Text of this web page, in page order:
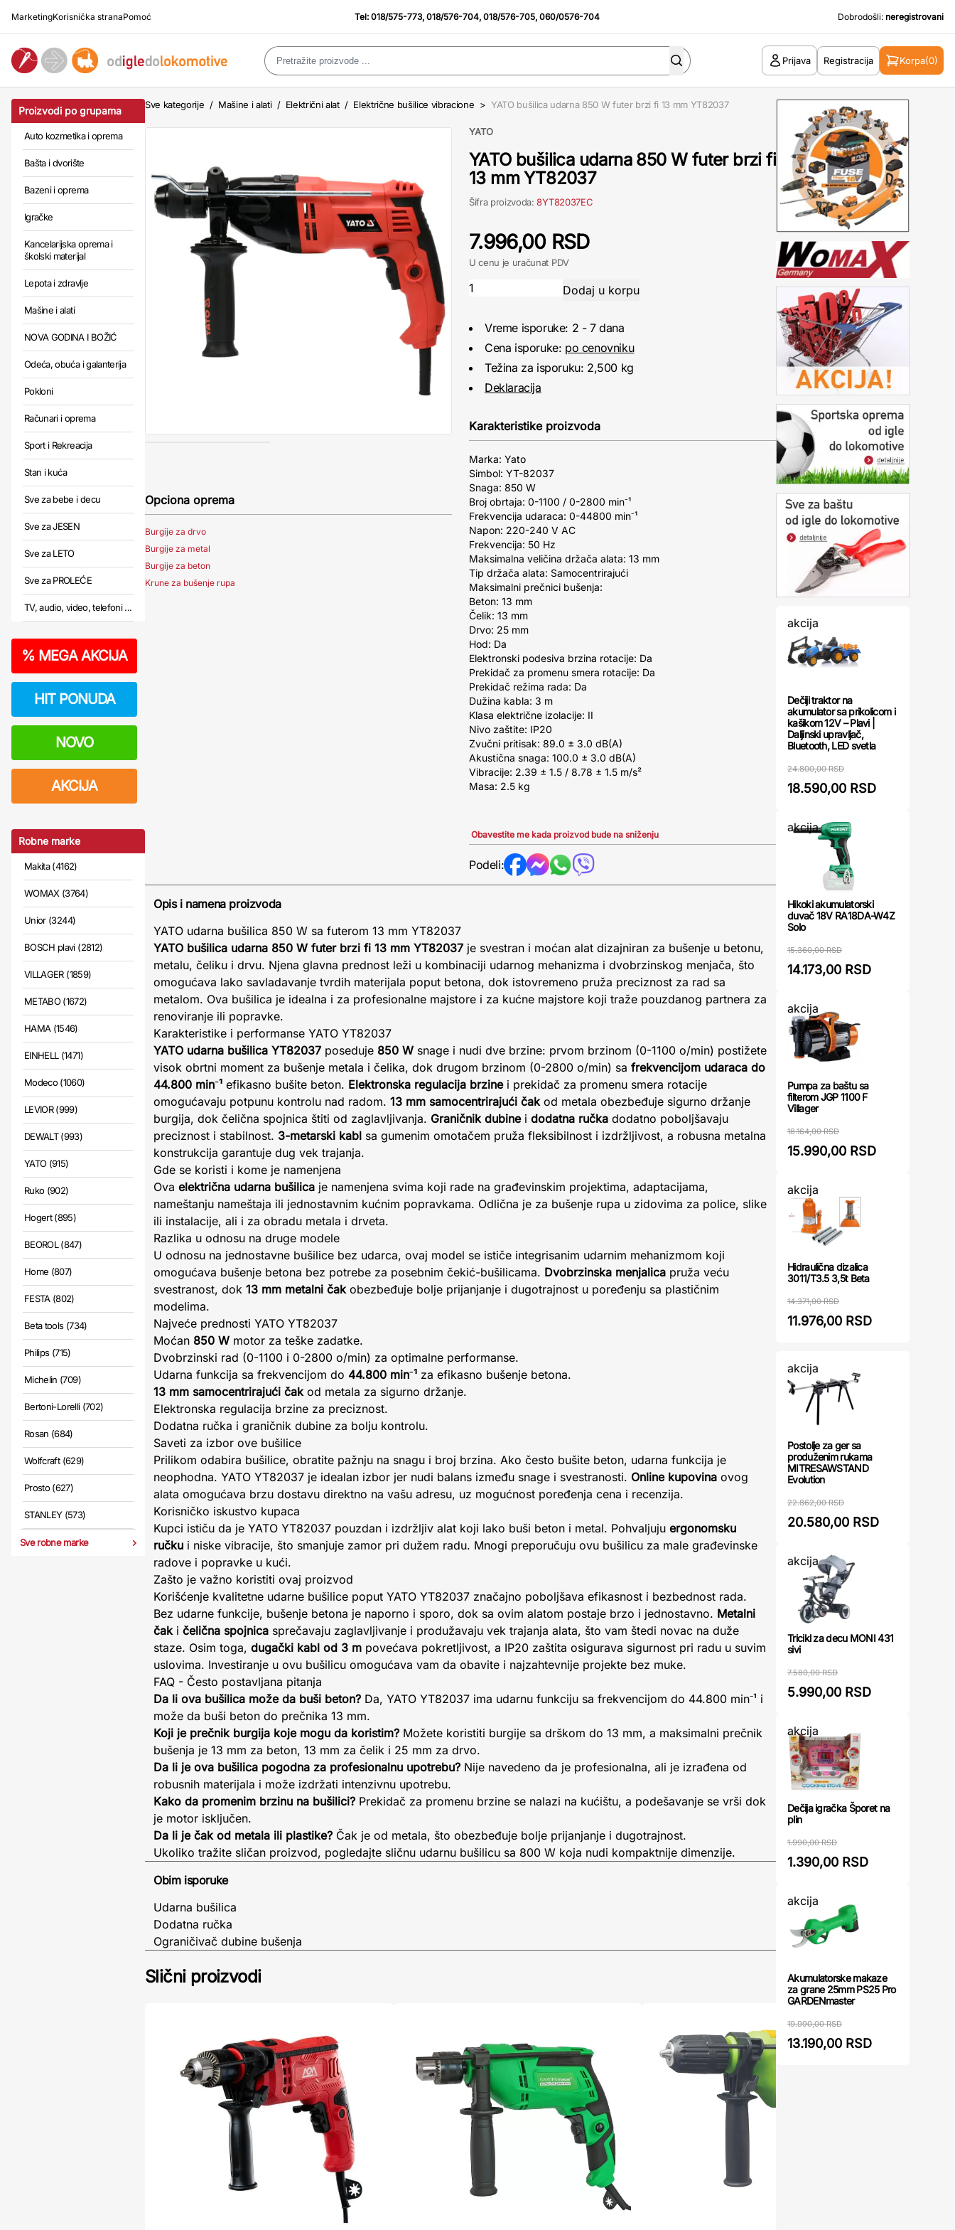
MarketingKorisnička stranaPomoć Tel:018/575-773,018/576-704,018/576-705,060/0576-704 Dobrodošli: neregistrovani
Prijava Registracija Korpa(0)
Proizvodi po grupama
Auto kozmetika i oprema
Bašta i dvorište
Bazeni i oprema
Igračke
Kancelarijska oprema i
školski materijal
Lepota i zdravlje
Mašine i alati
NOVA GODINA I BOŽIĆ
Odeća, obuća i galanterija
Pokloni
Računari i oprema
Sport i Rekreacija
Stan i kuća
Sve za bebe i decu
Sve za JESEN
Sve za LETO
Sve za PROLEĆE
TV, audio, video, telefoni ...
% MEGA AKCIJA
HIT PONUDA
NOVO
AKCIJA
Robne marke
Makita (4162)
WOMAX (3764)
Unior (3244)
BOSCH plavi (2812)
VILLAGER (1859)
METABO (1672)
HAMA (1546)
EINHELL (1471)
Modeco (1060)
LEVIOR (999)
DEWALT (993)
YATO (915)
Ruko (902)
Hogert (895)
BEOROL (847)
Home (807)
FESTA (802)
Beta tools (734)
Philips (715)
Michelin (709)
Bertoni-Lorelli (702)
Rosan (684)
Wolfcraft (629)
Prosto (627)
STANLEY (573)
Sve robne marke
Sve kategorije / Mašine i alati / Električni alat / Električne bušilice vibracione > YATO bušilica udarna 850 W futer brzi fi 13 mm YT82037
Opciona oprema
Burgije za drvo
Burgije za metal
Burgije za beton
Krune za bušenje rupa
YATO
YATO bušilica udarna 850 W futer brzi fi
13 mm YT82037
Šifra proizvoda:8YT82037EC
7.996,00 RSD
U cenu je uračunat PDV
Vreme isporuke: 2 - 7 dana
Cena isporuke: po cenovniku
Težina za isporuku: 2,500 kg
Deklaracija
Karakteristike proizvoda
Marka: Yato
Simbol: YT-82037
Snaga: 850 W
Broj obrtaja: 0-1100 / 0-2800 min⁻¹
Frekvencija udaraca: 0-44800 min⁻¹
Napon: 220-240 V AC
Frekvencija: 50 Hz
Maksimalna veličina držača alata: 13 mm
Tip držača alata: Samocentrirajući
Maksimalni prečnici bušenja:
Beton: 13 mm
Čelik: 13 mm
Drvo: 25 mm
Hod: Da
Elektronski podesiva brzina rotacije: Da
Prekidač za promenu smera rotacije: Da
Prekidač režima rada: Da
Dužina kabla: 3 m
Klasa električne izolacije: II
Nivo zaštite: IP20
Zvučni pritisak: 89.0 ± 3.0 dB(A)
Akustična snaga: 100.0 ± 3.0 dB(A)
Vibracije: 2.39 ± 1.5 / 8.78 ± 1.5 m/s²
Masa: 2.5 kg
Obavestite me kada proizvod bude na sniženju
Podeli:
Opis i namena proizvoda
YATO udarna bušilica 850 W sa futerom 13 mm YT82037
YATO bušilica udarna 850 W futer brzi fi 13 mm YT82037 je svestran i moćan alat dizajniran za bušenje u betonu,
metalu, čeliku i drvu. Njena glavna prednost leži u kombinaciji udarnog mehanizma i dvobrzinskog menjača, što
omogućava lako savladavanje tvrdih materijala poput betona, dok istovremeno pruža preciznost za rad sa
metalom. Ova bušilica je idealna i za profesionalne majstore i za kućne majstore koji traže pouzdanog partnera za
renoviranje ili popravke.
Karakteristike i performanse YATO YT82037
YATO udarna bušilica YT82037 poseduje 850 W snage i nudi dve brzine: prvom brzinom (0-1100 o/min) postižete
visok obrtni moment za bušenje metala i čelika, dok drugom brzinom (0-2800 o/min) sa frekvencijom udaraca do
44.800 min⁻¹ efikasno bušite beton. Elektronska regulacija brzinei prekidač za promenu smera rotacije
omogućavaju potpunu kontrolu nad radom. 13 mm samocentrirajući čakod metala obezbeđuje sigurno držanje
burgija, dok čelična spojnica štiti od zaglavljivanja. Graničnik dubinei dodatna ručka dodatno poboljšavaju
preciznost i stabilnost. 3-metarski kabl sa gumenim omotačem pruža fleksibilnost i izdržljivost, a robusna metalna
konstrukcija garantuje dug vek trajanja.
Gde se koristi i kome je namenjena
Ova električna udarna bušilica je namenjena svima koji rade na građevinskim projektima, adaptacijama,
nameštanju nameštaja ili jednostavnim kućnim popravkama. Odlična je za bušenje rupa u zidovima za police, slike
ili instalacije, ali i za obradu metala i drveta.
Razlika u odnosu na druge modele
U odnosu na jednostavne bušilice bez udarca, ovaj model se ističe integrisanim udarnim mehanizmom koji
omogućava bušenje betona bez potrebe za posebnim čekić-bušilicama. Dvobrzinska menjalica pruža veću
svestranost, dok 13 mm metalni čakobezbeđuje bolje prijanjanje i dugotrajnost u poređenju sa plastičnim
modelima.
Najveće prednosti YATO YT82037
Moćan 850 W motor za teške zadatke.
Dvobrzinski rad (0-1100 i 0-2800 o/min) za optimalne performanse.
Udarna funkcija sa frekvencijom do 44.800 min⁻¹ za efikasno bušenje betona.
13 mm samocentrirajući čakod metala za sigurno držanje.
Elektronska regulacija brzine za preciznost.
Dodatna ručka i graničnik dubine za bolju kontrolu.
Saveti za izbor ove bušilice
Prilikom odabira bušilice, obratite pažnju na snagu i broj brzina. Ako često bušite beton, udarna funkcija je
neophodna. YATO YT82037 je idealan izbor jer nudi balans između snage i svestranosti. Online kupovina ovog
alata omogućava brzu dostavu direktno na vašu adresu, uz mogućnost poređenja cena i recenzija.
Korisničko iskustvo kupaca
Kupci ističu da je YATO YT82037 pouzdan i izdržljiv alat koji lako buši beton i metal. Pohvaljuju ergonomsku
ručku i niske vibracije, što smanjuje zamor pri dužem radu. Mnogi preporučuju ovu bušilicu za male građevinske
radove i popravke u kući.
Zašto je važno koristiti ovaj proizvod
Korišćenje kvalitetne udarne bušilice poput YATO YT82037 značajno poboljšava efikasnost i bezbednost rada.
Bez udarne funkcije, bušenje betona je naporno i sporo, dok sa ovim alatom postaje brzo i jednostavno. Metalni
čaki čelična spojnica sprečavaju zaglavljivanje i produžavaju vek trajanja alata, što vam štedi novac na duže
staze. Osim toga, dugački kabl od 3 m povećava pokretljivost, a IP20 zaštita osigurava sigurnost pri radu u suvim
uslovima. Investiranje u ovu bušilicu omogućava vam da obavite i najzahtevnije projekte bez muke.
FAQ - Često postavljana pitanja
Da li ova bušilica može da buši beton? Da, YATO YT82037 ima udarnu funkciju sa frekvencijom do 44.800 min⁻¹ i
može da buši beton do prečnika 13 mm.
Koji je prečnik burgija koje mogu da koristim? Možete koristiti burgije sa drškom do 13 mm, a maksimalni prečnik
bušenja je 13 mm za beton, 13 mm za čelik i 25 mm za drvo.
Da li je ova bušilica pogodna za profesionalnu upotrebu? Nije navedeno da je profesionalna, ali je izrađena od
robusnih materijala i može izdržati intenzivnu upotrebu.
Kako da promenim brzinu na bušilici? Prekidač za promenu brzine se nalazi na kućištu, a podešavanje se vrši dok
je motor isključen.
Da li je čak od metala ili plastike? Čak je od metala, što obezbeđuje bolje prijanjanje i dugotrajnost.
Ukoliko tražite sličan proizvod, pogledajte sličnu udarnu bušilicu sa 800 W koja nudi kompaktnije dimenzije.
Obim isporuke
Udarna bušilica
Dodatna ručka
Ograničivač dubine bušenja
Slični proizvodi
akcija
Dečiji traktor na
akumulator sa prikolicom i
kašikom 12V – Plavi |
Daljinski upravljač,
Bluetooth, LED svetla
24.800,00 RSD
18.590,00 RSD
akcija
Hikoki akumulatorski
duvač 18V RA18DA-W4Z
Solo
15.360,00 RSD
14.173,00 RSD
akcija
Pumpa za baštu sa
filterom JGP 1100 F
Villager
18.164,00 RSD
15.990,00 RSD
akcija
Hidraulična dizalica
3011/T3.5 3,5t Beta
14.371,00 RSD
11.976,00 RSD
akcija
Postolje za ger sa
produženim rukama
MITRESAWSTAND
Evolution
22.862,00 RSD
20.580,00 RSD
akcija
Tricikl za decu MONI 431
sivi
7.580,00 RSD
5.990,00 RSD
akcija
Dečija igračka Šporet na
plin
1.990,00 RSD
1.390,00 RSD
akcija
Akumulatorske makaze
za grane 25mm PS25 Pro
GARDENmaster
19.990,00 RSD
13.190,00 RSD